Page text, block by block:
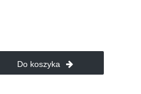
Do koszyka